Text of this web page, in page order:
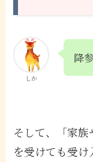
しか
降
そして、「家
を受けても受